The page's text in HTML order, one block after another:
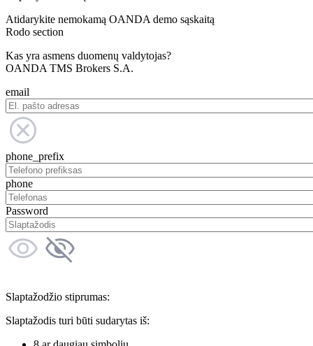
Atidarykite nemokamą OANDA demo sąskaitą
Rodo section
Kas yra asmens duomenų valdytojas?
OANDA TMS Brokers S.A.
email
phone_prefix
phone
Password
Slaptažodžio stiprumas:
Slaptažodis turi būti sudarytas iš: